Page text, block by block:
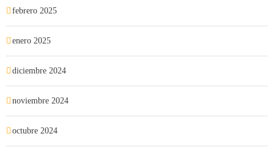
febrero 2025
enero 2025
diciembre 2024
noviembre 2024
octubre 2024